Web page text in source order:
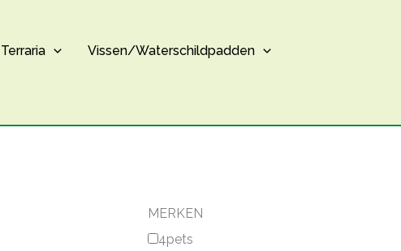
Terraria
Vissen/Waterschildpadden
MERKEN
4pets